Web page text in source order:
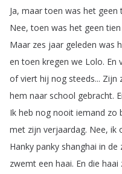
Ja, maar toen was het geen
Nee,toen was het geen tien
Maar zes jaar geleden was
en toen kregen we Lolo. En
of viert hij nog steeds... Zijn
hem naar school gebracht.
Ik heb nog nooit iemand zo
met zijn verjaardag. Nee, ik
Hanky panky shanghai in de
zwemt een haai. En die haai